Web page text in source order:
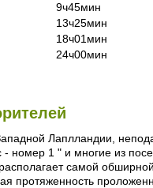
9ч45мин
13ч25мин
18ч01мин
24ч00мин
Лаплландии,
номер 1 " и многие из
самой
протяженность